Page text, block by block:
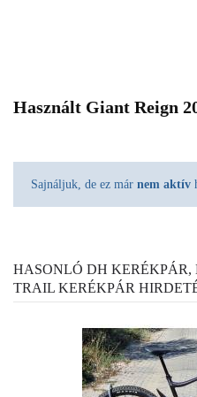
Használt Giant Reign
Sajnáljuk, de ez már nem aktív
HASONLÓ DH KERÉKPÁR,
TRAIL KERÉKPÁR